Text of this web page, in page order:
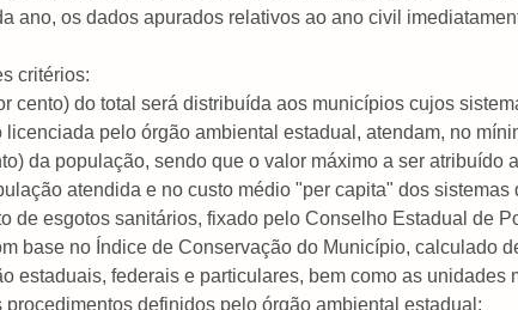
ano, os dados apurados relativos ao ano civil
critérios:
cento) do total será distribuída aos municípios cujos
pelo órgão ambiental estadual, atendam, no
da população, sendo que o valor máximo a ser atribuído
atendida e no custo médio "per capita" dos sistemas
de esgotos sanitários, fixado pelo Conselho Estadual de
base no Índice de Conservação do Município, calculado
estaduais, federais e particulares, bem como as unidades
definidos pelo órgão ambiental estadual;